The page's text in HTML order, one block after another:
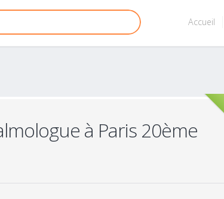
Accueil
à Paris 20ème